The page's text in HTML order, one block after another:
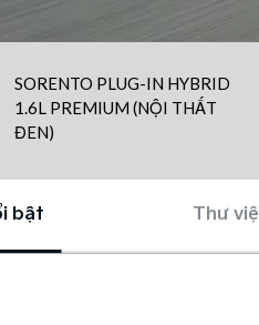
SORENTO PLUG-IN HYBRID
1.6L PREMIUM (NỘI THẤT
ĐEN)
bật Thư